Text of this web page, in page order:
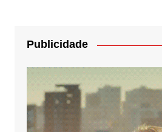
Publicidade